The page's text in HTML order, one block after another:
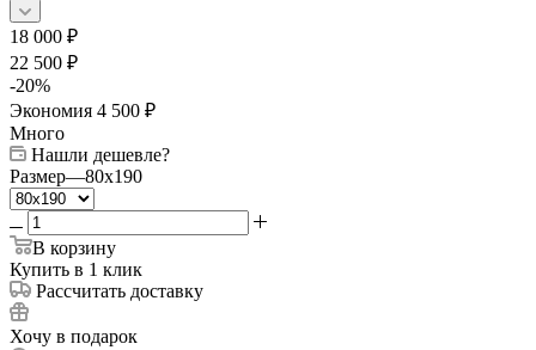
18 000 ₽
22 500 ₽
-20%
Экономия 4 500 ₽
Много
Нашли дешевле?
Размер—80x190
В корзину
Купить в 1 клик
Рассчитать доставку
Хочу в подарок